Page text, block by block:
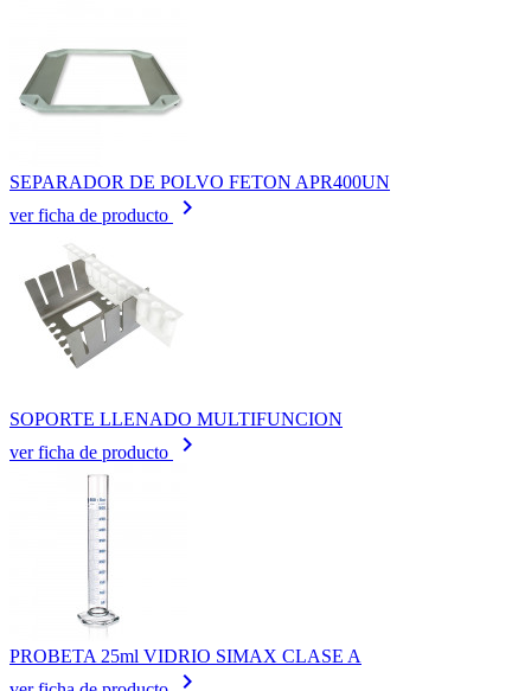
SEPARADOR DE POLVO FETON APR400UN
ver ficha de producto
keyboard_arrow_right
SOPORTE LLENADO MULTIFUNCION
ver ficha de producto
keyboard_arrow_right
PROBETA 25ml VIDRIO SIMAX CLASE A
keyboard_arrow_right